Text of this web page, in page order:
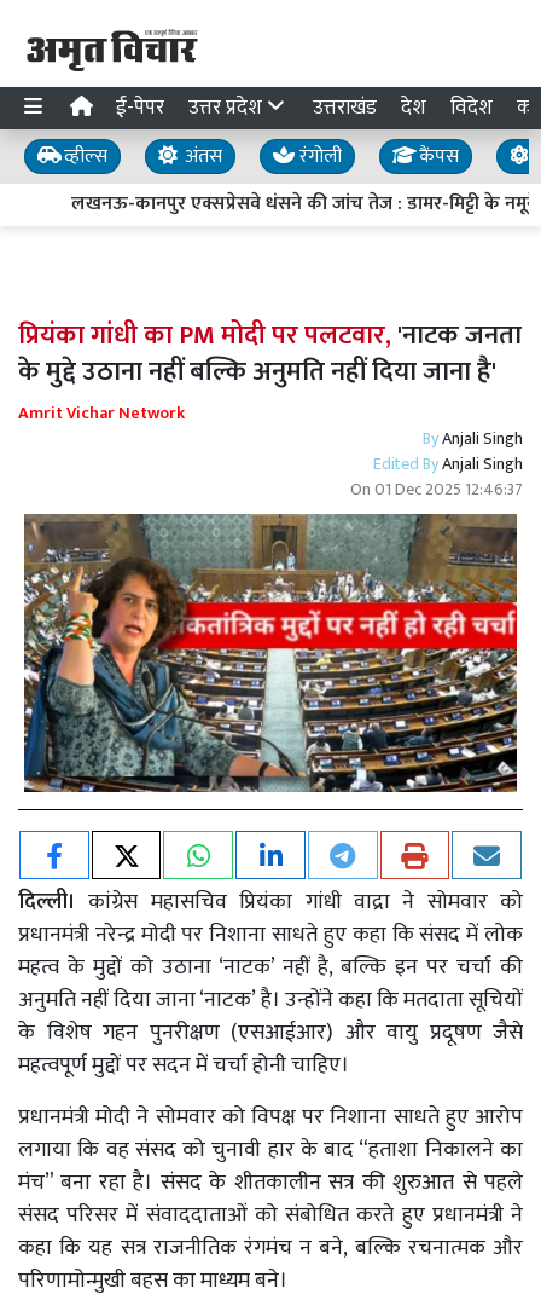
ई-पेपर उत्तर प्रदेश उत्तराखंड देश विदेश
व्हील्स अंतस रंगोली कैंपस
लखनऊ-कानपुर एक्सप्रेसवे धंसने की जांच तेज : डामर-मिट्टी के नमूने
प्रियंका गांधी का PM मोदी पर पलटवार,'नाटक जनता
के मुद्दे उठाना नहीं बल्कि अनुमति नहीं दिया जाना है'
Amrit Vichar Network
ByAnjali Singh
Edited ByAnjali Singh
On01 Dec 2025 12:46:37
दिल्ली।कांग्रेस महासचिव प्रियंका गांधी वाद्रा ने सोमवार को
प्रधानमंत्री नरेन्द्र मोदी पर निशाना साधते हुए कहा कि संसद में लोक
महत्व के मुद्दों को उठाना ‘नाटक’ नहीं है, बल्कि इन पर चर्चा की
अनुमति नहीं दिया जाना ‘नाटक’ है। उन्होंने कहा कि मतदाता सूचियों
के विशेष गहन पुनरीक्षण (एसआईआर) और वायु प्रदूषण जैसे
महत्वपूर्ण मुद्दों पर सदन में चर्चा होनी चाहिए।
प्रधानमंत्री मोदी ने सोमवार को विपक्ष पर निशाना साधते हुए आरोप
लगाया कि वह संसद को चुनावी हार के बाद “हताशा निकालने का
मंच” बना रहा है। संसद के शीतकालीन सत्र की शुरुआत से पहले
संसद परिसर में संवाददाताओं को संबोधित करते हुए प्रधानमंत्री ने
कहा कि यह सत्र राजनीतिक रंगमंच न बने, बल्कि रचनात्मक और
परिणामोन्मुखी बहस का माध्यम बने।